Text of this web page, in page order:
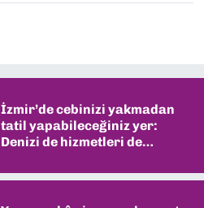
İzmir’de cebinizi yakmadan
tatil yapabileceğiniz yer:
Denizi de hizmetleri de